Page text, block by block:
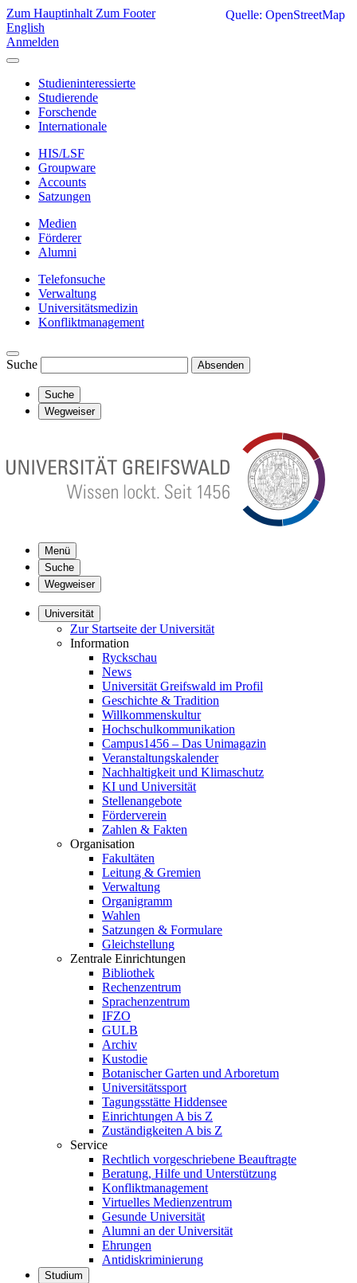
Zum Hauptinhalt Zum Footer
English
Anmelden
Studieninteressierte
Studierende
Forschende
Internationale
HIS/LSF
Groupware
Accounts
Satzungen
Medien
Förderer
Alumni
Telefonsuche
Verwaltung
Universitätsmedizin
Konfliktmanagement
Suche Absenden
Suche
Wegweiser
Menü
Suche
Wegweiser
Universität
Zur Startseite der Universität
Information
Ryckschau
News
Universität Greifswald im Profil
Geschichte & Tradition
Willkommenskultur
Hochschulkommunikation
Campus1456 – Das Unimagazin
Veranstaltungskalender
Nachhaltigkeit und Klimaschutz
KI und Universität
Stellenangebote
Förderverein
Zahlen & Fakten
Organisation
Fakultäten
Leitung & Gremien
Verwaltung
Organigramm
Wahlen
Satzungen & Formulare
Gleichstellung
Zentrale Einrichtungen
Bibliothek
Rechenzentrum
Sprachenzentrum
IFZO
GULB
Archiv
Kustodie
Botanischer Garten und Arboretum
Universitätssport
Tagungsstätte Hiddensee
Einrichtungen A bis Z
Zuständigkeiten A bis Z
Service
Rechtlich vorgeschriebene Beauftragte
Beratung, Hilfe und Unterstützung
Konfliktmanagement
Virtuelles Medienzentrum
Gesunde Universität
Alumni an der Universität
Ehrungen
Antidiskriminierung
Studium
Quelle: OpenStreetMap